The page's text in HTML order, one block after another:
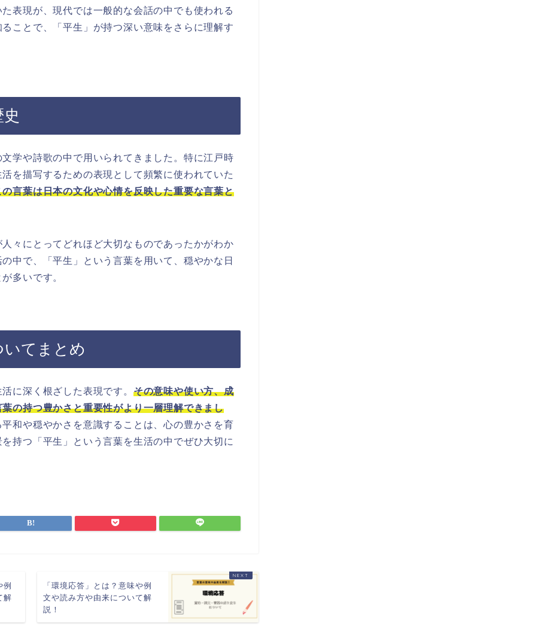
表現が、現代では一般的な会話の中でも使われる
ことで、「平生」が持つ深い意味をさらに理解す
学や詩歌の中で用いられてきました。特に江戸時
を描写するための表現として頻繁に使われていた
言葉は日本の文化や心情を反映した重要な言葉と
々にとってどれほど大切なものであったかがわか
中で、「平生」という言葉を用いて、穏やかな日
多いです。
いてまとめ
に深く根ざした表現です。 その意味や使い方、成
の持つ豊かさと重要性がより一層理解できまし
和や穏やかさを意識することは、心の豊かさを育
持つ「平生」という言葉を生活の中でぜひ大切に
例
解
「環境応答」とは？意味や例
文や読み方や由来について解
説！